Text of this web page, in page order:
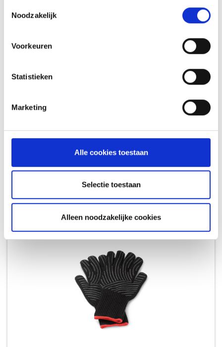
Noodzakelijk
Voorkeuren
Statistieken
Marketing
Alle cookies toestaan
Selectie toestaan
Alleen noodzakelijke cookies
CRAFTED BRAADKORF
CRAFTED - NIEUW
74,99